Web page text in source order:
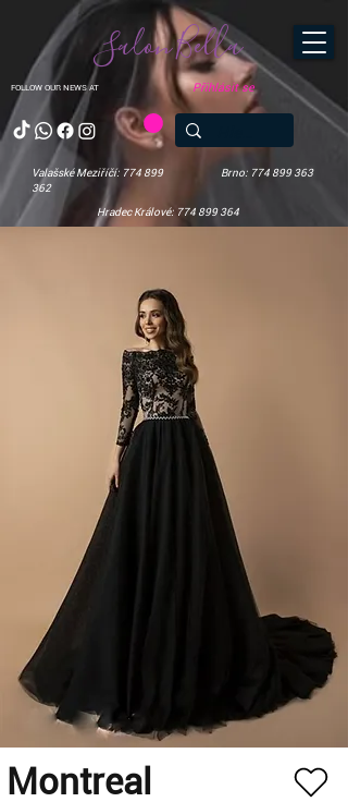
FOLLOW OUR NEWS AT
Salon Bella
Valašské Meziříčí: 774 899
362
Brno: 774 899 363
Hradec Králové: 774 899 364
Přihlásit se
Montreal